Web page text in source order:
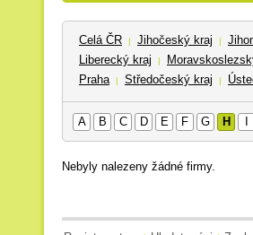
Celá ČR | Jihočeský kraj |
Liberecký kraj |
Praha | Středočeský kraj |
A B C D E F G H
Nebyly nalezeny žádné firmy.